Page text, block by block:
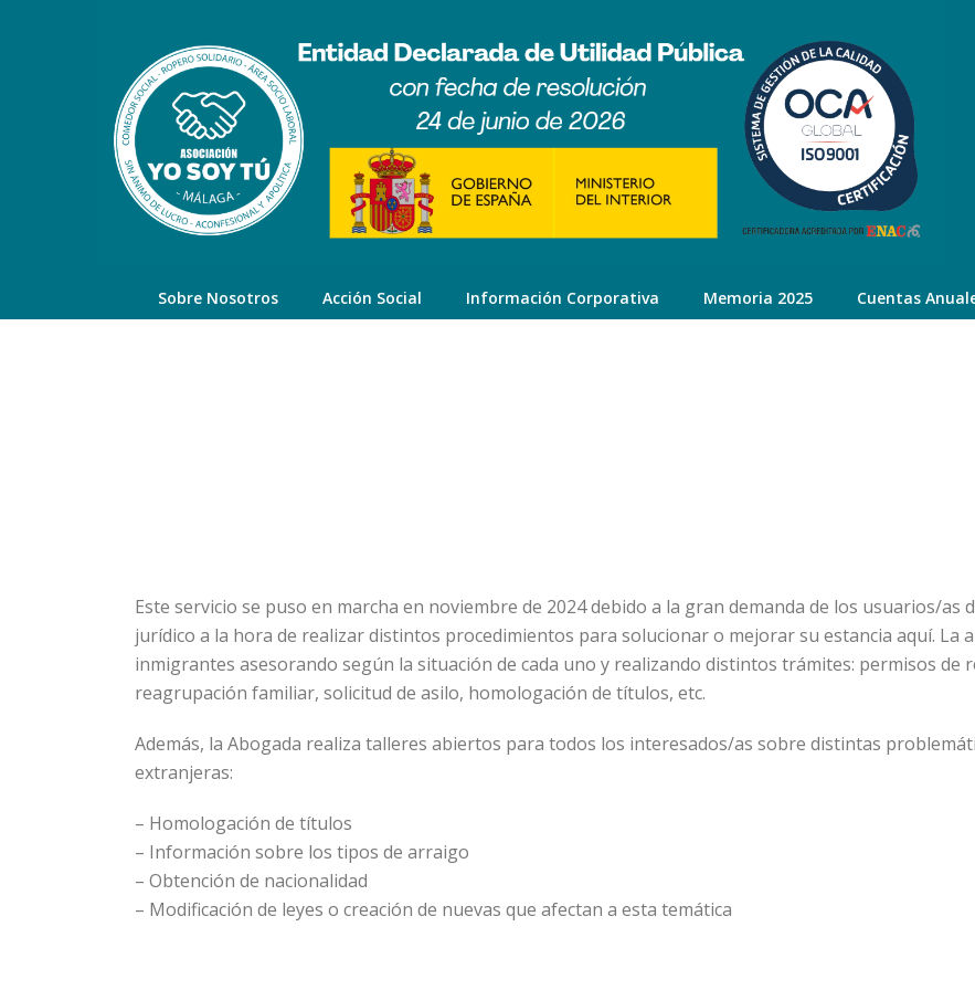
Sobre Nosotros Acción Social Información Corporativa Memoria 2025 Cuentas
Este servicio se puso en marcha en noviembre de 2024 debido a la gran demanda de los usuarios/as
jurídico a la hora de realizar distintos procedimientos para solucionar o mejorar su estancia aquí. La
inmigrantes asesorando según la situación de cada uno y realizando distintos trámites: permisos de
reagrupación familiar, solicitud de asilo, homologación de títulos, etc.
Además, la Abogada realiza talleres abiertos para todos los interesados/as sobre distintas
extranjeras:
– Homologación de títulos
– Información sobre los tipos de arraigo
– Obtención de nacionalidad
– Modificación de leyes o creación de nuevas que afectan a esta temática